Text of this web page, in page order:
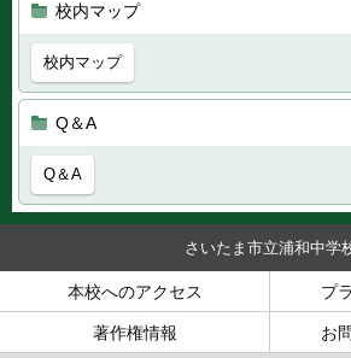
校内マップ
校内マップ
Q＆A
Q＆A
さいたま市立浦和中学
本校へのアクセス プ
著作権情報 お